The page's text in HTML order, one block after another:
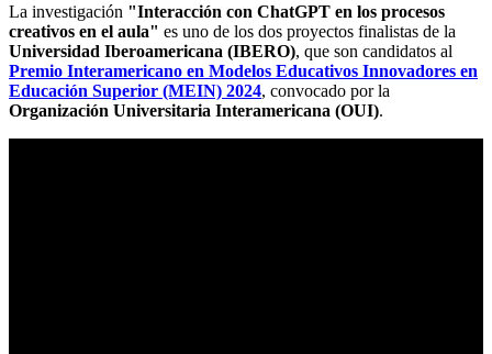
La investigación "Interacción con ChatGPT en los procesos
creativos en el aula" es uno de los dos proyectos finalistas de la
Universidad Iberoamericana (IBERO), que son candidatos al
Premio Interamericano en Modelos Educativos Innovadores en
Educación Superior (MEIN) 2024, convocado por la
Organización Universitaria Interamericana (OUI).